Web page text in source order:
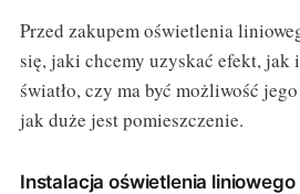
Przed zakupem oświetlenia
się, jaki chcemy uzyskać efekt, jak
światło, czy ma być możliwość
jak duże jest pomieszczenie.
Instalacja oświetlenia